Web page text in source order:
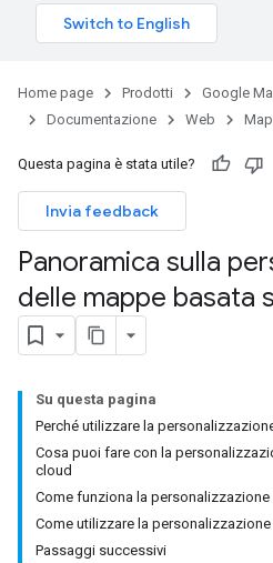
Home page Prodotti
Google
Documentazione
Web
Questa pagina è stata utile?
Invia feedback
Panoramica sulla
delle mappe basata
Su questa pagina
Perché utilizzare la
Cosa puoi fare con la
cloud
Come funziona la
Come utilizzare la
Passaggi successivi